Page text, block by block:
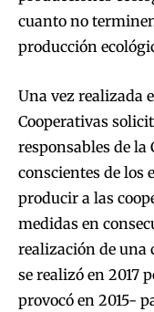
cuanto no
producción
Una vez realizada
Cooperativas
responsables de la
conscientes de los
producir a las
medidas en
realización de una
se realizó en 2017
provocó en 2015-